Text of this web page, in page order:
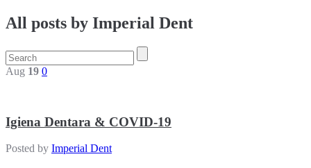
All posts by Imperial Dent
Aug 19 0
Igiena Dentara & COVID-19
Posted by Imperial Dent